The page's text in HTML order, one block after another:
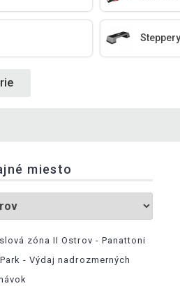
miesto
zóna II Ostrov - Panattoni
- Výdaj nadrozmerných